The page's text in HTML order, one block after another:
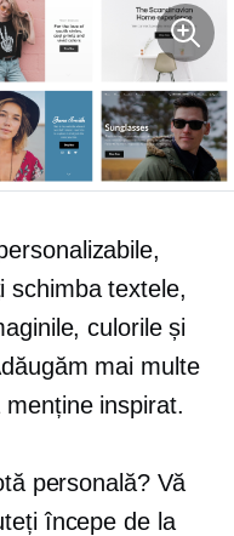
schimba textele,
culorile și
mai multe
inspirat.
personală? Vă
începe de la